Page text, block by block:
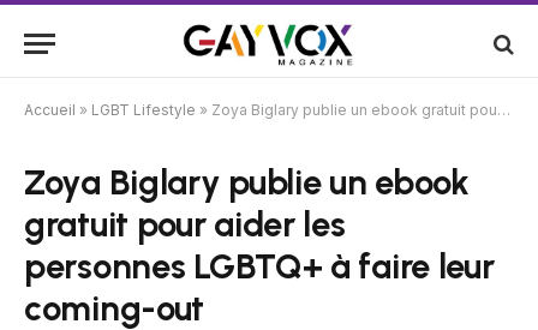
Accueil » LGBT Lifestyle » Zoya Biglary publie un ebook gratuit pour aider les personnes LGBTQ+ à faire leur coming-out
Zoya Biglary publie un ebook
gratuit pour aider les
personnes LGBTQ+ à faire leur
coming-out